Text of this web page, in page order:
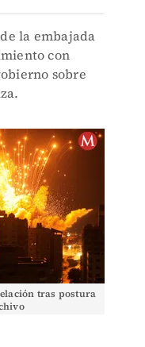
la embajada
con
sobre
tras postura